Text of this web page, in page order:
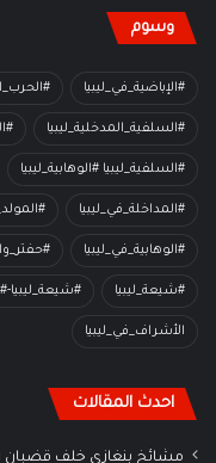
وسوم
#الإباضية_في_ليبيا
#السلفية_المدخلية_ليبيا
#السلفية_ليبيا #الوهابية_ليبيا
#المداخلة_في_ليبيا
#الوهابية_في_ليبيا
#شيعة_ليبيا #شيعة_ليبيا-
الأشراف_في_ليبيا
احدث المقالات
مشائخ بنغازي خلف